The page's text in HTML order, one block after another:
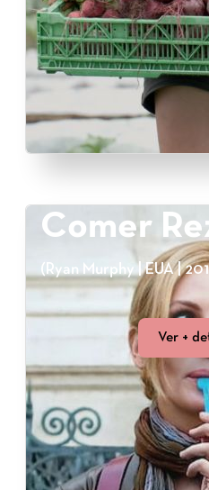
Comer
(Ryan Murphy | EUA |
Ver +